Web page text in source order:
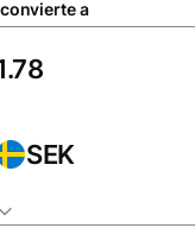
a
SEK